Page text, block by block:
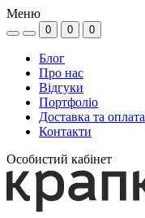
Меню
0 0 0
Блог
Про нас
Відгуки
Портфоліо
Доставка та оплата
Контакти
Особистий кабінет